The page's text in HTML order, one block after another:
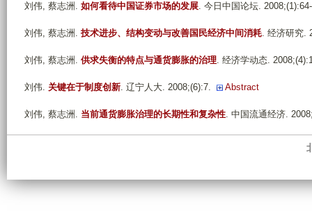
刘伟, 蔡志洲 . 如何看待中国证券市场的发展. 今日中国论坛.
刘伟, 蔡志洲 . 技术进步、结构变动与改善国民经济中间消耗. 经济研究.
刘伟, 蔡志洲 . 供求失衡的特点与通货膨胀的治理. 经济学动态.
刘伟. 关键在于制度创新. 辽宁人大. 2008;(6):7. Abstract
刘伟, 蔡志洲 . 当前通货膨胀治理的长期性和复杂性. 中国流通经济.